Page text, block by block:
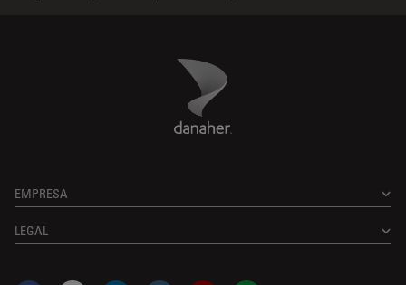
Danaher Logo
EMPRESA
LEGAL